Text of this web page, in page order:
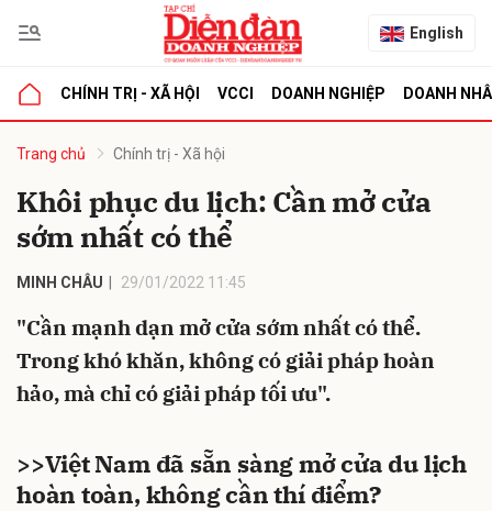
English
CHÍNH TRỊ - XÃ HỘI VCCI DOANH NGHIỆP DOANH
Trang chủ Chính trị - Xã hội
Khôi phục du lịch: Cần mở cửa
sớm nhất có thể
MINH CHÂU 29/01/2022 11:45
"Cần mạnh dạn mở cửa sớm nhất có thể.
Trong khó khăn, không có giải pháp hoàn
hảo, mà chỉ có giải pháp tối ưu".
>>Việt Nam đã sẵn sàng mở cửa du lịch
hoàn toàn, không cần thí điểm?
luận
Hủy